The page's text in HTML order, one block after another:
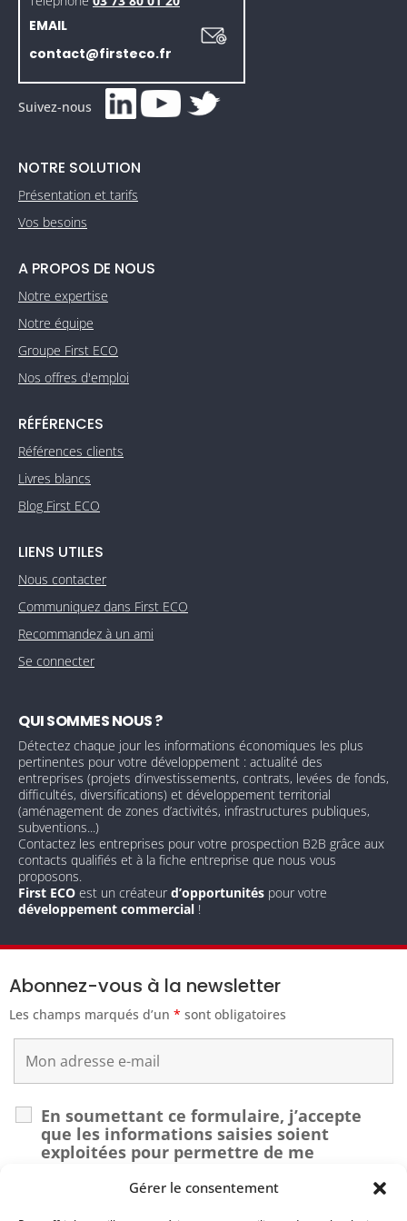
Gérer le consentement
EMAIL
contact@firsteco.fr
Suivez-nous
NOTRE SOLUTION
Présentation et tarifs
Vos besoins
A PROPOS DE NOUS
Notre expertise
Notre équipe
Groupe First ECO
Nos offres d'emploi
RÉFÉRENCES
Références clients
Livres blancs
Blog First ECO
LIENS UTILES
Nous contacter
Communiquez dans First ECO
Recommandez à un ami
Se connecter
QUI SOMMES NOUS ?
Détectez chaque jour les informations économiques les plus
pertinentes pour votre développement : actualité des
entreprises (projets d’investissements, contrats, levées de fonds,
difficultés, diversifications) et développement territorial
(aménagement de zones d’activités, infrastructures publiques,
subventions...)
Contactez les entreprises pour votre prospection B2B grâce aux
contacts qualifiés et à la fiche entreprise que nous vous
proposons.
First ECO est un créateurd’opportunités pour votre
développement commercial !
Abonnez-vous à la newsletter
Les champs marqués d’un * sont obligatoires
En soumettant ce formulaire, j’accepte
que les informations saisies soient
exploitées pour permettre de me